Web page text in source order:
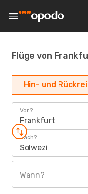
Flüge von
Hin- und
Von?
Frankfurt
Nach?
Solwezi
Wann?